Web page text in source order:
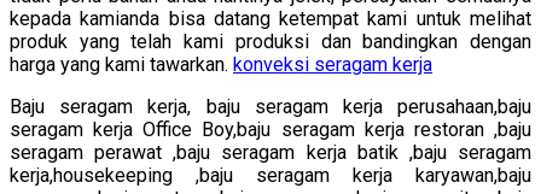
kepada kamianda bisa datang ketempat kami untuk melihat
produk yang telah kami produksi dan bandingkan dengan
harga yang kami tawarkan. konveksi seragam kerja
Baju seragam kerja, baju seragam kerja perusahaan,baju
seragam kerja Office Boy,baju seragam kerja restoran ,baju
seragam perawat ,baju seragam kerja batik ,baju seragam
kerja,housekeeping ,baju seragam kerja karyawan,baju